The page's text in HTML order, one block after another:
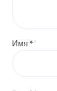
Имя *